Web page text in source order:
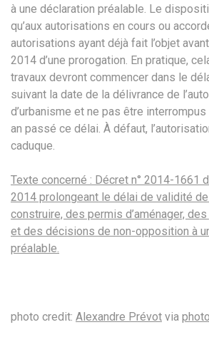
à une déclaration préalable. Le
qu’aux autorisations en cours ou
autorisations ayant déjà fait l’objet
2014 d’une prorogation. En pratique,
travaux devront commencer dans le
suivant la date de la délivrance de
d’urbanisme et ne pas être interrompus
an passé ce délai. À défaut,
caduque.
Texte concerné : Décret n° 2014-1661
2014 prolongeant le délai de validité
construire, des permis d’aménager,
et des décisions de non-opposition à
préalable.
photo credit: Alexandre Prévot via